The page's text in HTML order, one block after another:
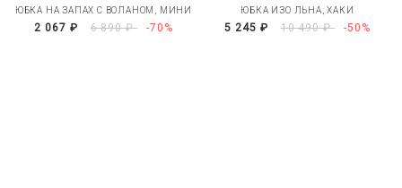
ЮБКА НА ЗАПАХ С ВОЛАНОМ, МИНИ
2 067 ₽ 6 890 ₽ -70%
ЮБКА ИЗО ЛЬНА, ХАКИ
5 245 ₽ 10 490 ₽ -50%